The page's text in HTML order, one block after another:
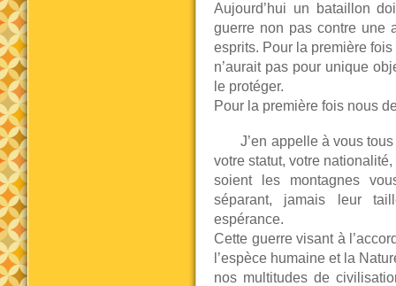
Aujourd’hui un bataillon
guerre non pas contre une
esprits. Pour la première
n’aurait pas pour unique
le protéger.
Pour la première fois nous
J’en appelle à vous
votre statut, votre
soient les montagnes
séparant, jamais leur
espérance.
Cette guerre visant à
l’espèce humaine et la
nos multitudes de